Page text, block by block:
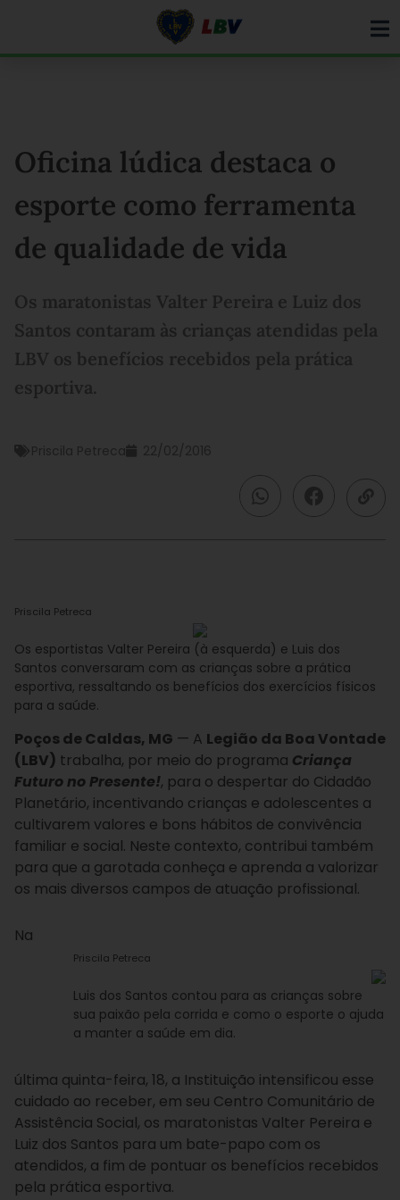
Oficina lúdica destaca o
esporte como ferramenta
de qualidade de vida
Os maratonistas Valter Pereira e Luiz dos
Santos contaram às crianças atendidas pela
LBV os benefícios recebidos pela prática
esportiva.
Priscila Petreca 22/02/2016
Priscila Petreca
Os esportistas Valter Pereira (à esquerda) e Luis dos
Santos conversaram com as crianças sobre a prática
esportiva, ressaltando os benefícios dos exercícios físicos
para a saúde.
Poços de Caldas, MG — A Legião da Boa Vontade
(LBV) trabalha, por meio do programa Criança
Futuro no Presente!, para o despertar do Cidadão
Planetário, incentivando crianças e adolescentes a
cultivarem valores e bons hábitos de convivência
familiar e social. Neste contexto, contribui também
para que a garotada conheça e aprenda a valorizar
os mais diversos campos de atuação profissional.
Priscila Petreca
Luis dos Santos contou para as crianças sobre
sua paixão pela corrida e como o esporte o ajuda
a manter a saúde em dia.
Na
última quinta-feira, 18, a Instituição intensificou esse
cuidado ao receber, em seu Centro Comunitário de
Assistência Social, os maratonistas Valter Pereira e
Luiz dos Santos para um bate-papo com os
atendidos, a fim de pontuar os benefícios recebidos
pela prática esportiva.